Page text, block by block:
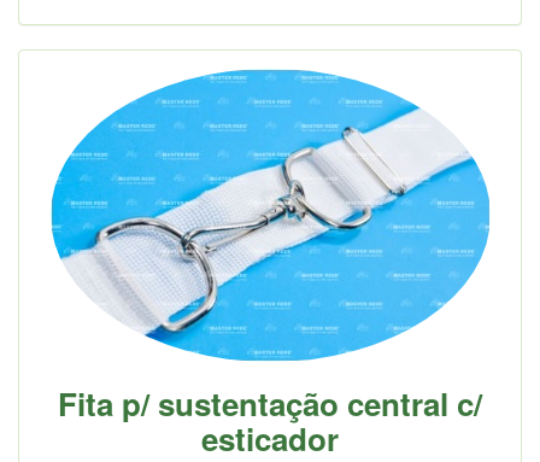
Fita p/ sustentação central c/
esticador